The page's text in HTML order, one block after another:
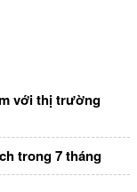
với thị trường
trong 7 tháng